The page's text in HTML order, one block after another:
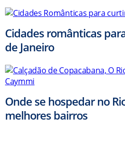
Cidades românticas
de Janeiro
Onde se hospedar no
melhores bairros